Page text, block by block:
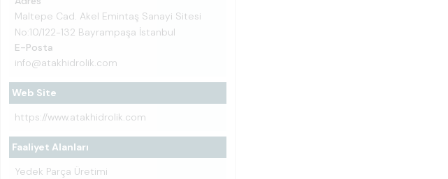
Maltepe Cad. Akel Emintaş Sanayi Sitesi
No:10/122-132 Bayrampaşa İstanbul
E-Posta
info@atakhidrolik.com
Web Site
https://www.atakhidrolik.com
Faaliyet Alanları
Yedek Parça Üretimi